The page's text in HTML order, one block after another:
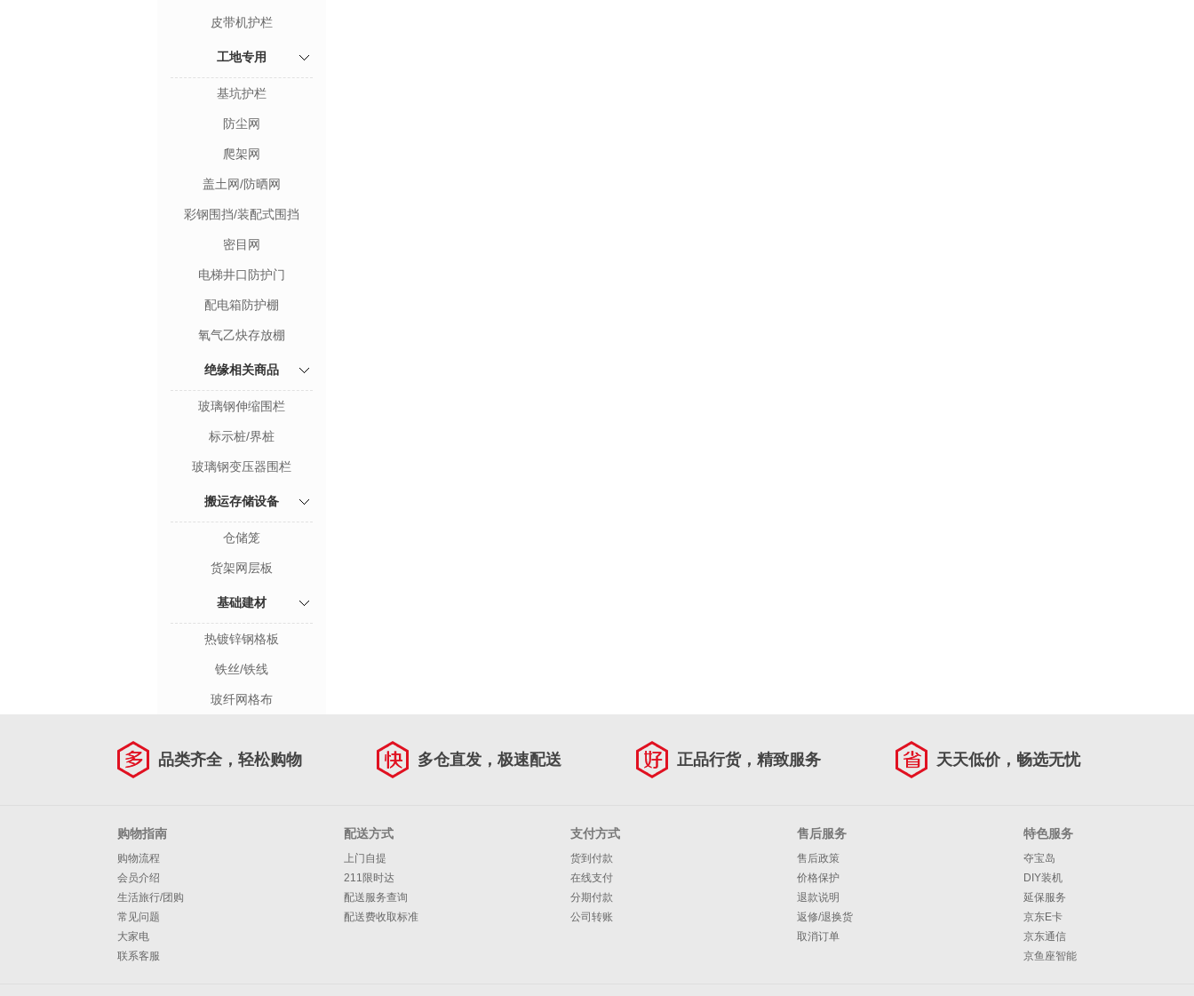
皮带机护栏
工地专用
基坑护栏
防尘网
爬架网
盖土网/防晒网
彩钢围挡/装配式围挡
密目网
电梯井口防护门
配电箱防护棚
氧气乙炔存放棚
绝缘相关商品
玻璃钢伸缩围栏
标示桩/界桩
玻璃钢变压器围栏
搬运存储设备
仓储笼
货架网层板
基础建材
热镀锌钢格板
铁丝/铁线
玻纤网格布
品类齐全，轻松购物 多仓直发，极速配送 正品行货，精致服务 天天低价，畅选无忧
购物指南
购物流程
会员介绍
生活旅行/团购
常见问题
大家电
联系客服
配送方式
上门自提
211限时达
配送服务查询
配送费收取标准
支付方式
货到付款
在线支付
分期付款
公司转账
售后服务
售后政策
价格保护
退款说明
返修/退换货
取消订单
特色服务
夺宝岛
DIY装机
延保服务
京东E卡
京东通信
京鱼座智能